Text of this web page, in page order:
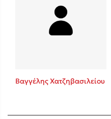
Βαγγέλης Χατζηβασιλείου